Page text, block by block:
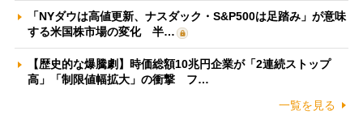
「NYダウは高値更新、ナスダック・S&P500は足踏み」が意味
する米国株市場の変化 半…
【歴史的な爆騰劇】時価総額10兆円企業が「2連続ストップ
高」「制限値幅拡大」の衝撃 フ…
一覧を見る